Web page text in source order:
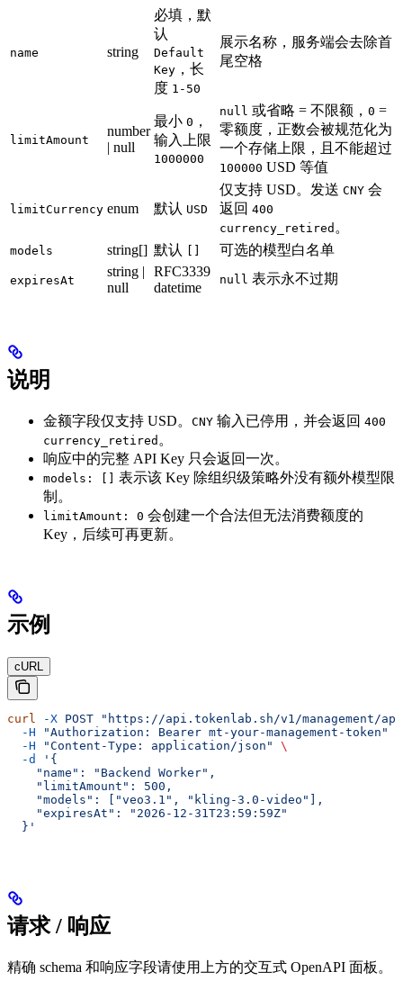
name string
必填，默
认
Default
Key ，长
度 1-50
展示名称，服务端会去除首
尾空格
limitAmount
number
| null
最小 0 ，
输入上限
1000000
null 或省略 = 不限额， 0 =
零额度，正数会被规范化为
一个存储上限，且不能超过
100000 USD 等值
limitCurrency enum 默认 USD
仅支持 USD。发送 CNY 会
返回 400
currency_retired 。
models string[] 默认 可选的模型白名单
expiresAt
string |
null
RFC3339
datetime
null 表示永不过期
说明
金额字段仅支持 USD。 CNY 输入已停用，并会返回 400
currency_retired 。
响应中的完整 API Key 只会返回一次。
models: [] 表示该 Key 除组织级策略外没有额外模型限
制。
limitAmount: 0 会创建一个合法但无法消费额度的
Key，后续可再更新。
示例
cURL
curl -X POST "https://api.tokenlab.sh/v1/management/
  -H
"Authorization: Bearer mt-your-management-token"
  -H
"Content-Type: application/json"
\
  -d
'{
    "name": "Backend Worker",
    "limitAmount": 500,
    "models": ["veo3.1", "kling-3.0-video"],
    "expiresAt": "2026-12-31T23:59:59Z"
  }'
请求 / 响应
精确 schema 和响应字段请使用上方的交互式 OpenAPI 面板。